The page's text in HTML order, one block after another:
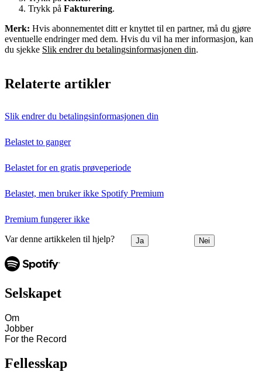
Trykk på Fakturering.
Merk: Hvis abonnementet ditt er knyttet til en partner, må du gjøre
eventuelle endringer med dem. Hvis du vil ha mer informasjon, kan
du sjekke Slik endrer du betalingsinformasjonen din.
Relaterte artikler
Slik endrer du betalingsinformasjonen din
Belastet to ganger
Belastet for en gratis prøveperiode
Belastet, men bruker ikke Spotify Premium
Premium fungerer ikke
Var denne artikkelen til hjelp? Ja Nei
Selskapet
Om
Jobber
For the Record
Fellesskap